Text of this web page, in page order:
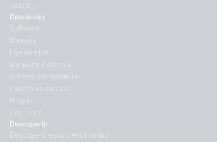
Descoperiți
Descoperiți ecosistemul nostru
Descărcări
Software
Manuale
Fișe tehnice
Mai multe informaţii
Scheme ale sistemului
Dimensiuni carcasă
Broșuri
Certificate
vânzări